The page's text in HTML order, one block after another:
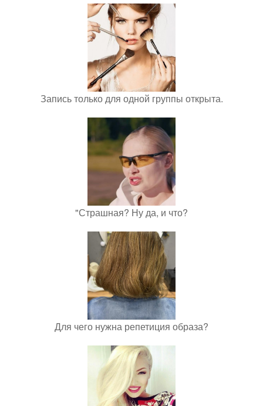
Запись только для одной группы открыта.
"Страшная? Ну да, и что?
Для чего нужна репетиция образа?